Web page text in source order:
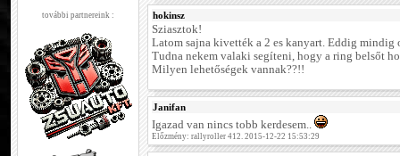
további partnereink : hokinsz
Sziasztok!
Latom sajna kivették a 2 es kanyart. Eddig mindig
Tudna nekem valaki segíteni, hogy a ring belsőt
Milyen lehetőségek vannak??!!
Janifan
Igazad van nincs tobb kerdesem..
Előzmény: rallyroller 412. 2015-12-22 15:53:29